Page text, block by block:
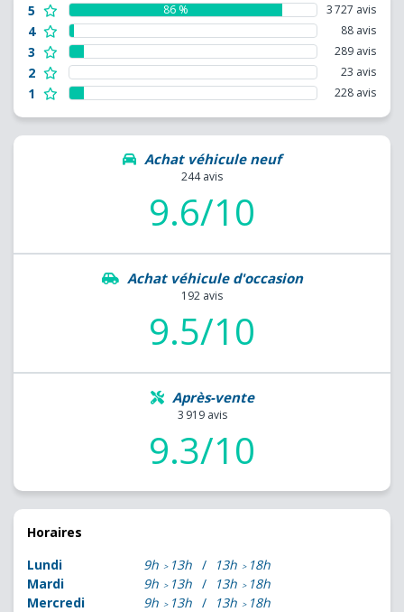
5 86 % 3 727 avis
4 88 avis
3 289 avis
2 23 avis
1 228 avis
Achat véhicule neuf
244 avis
9.6/10
Achat véhicule d'occasion
192 avis
9.5/10
Après-vente
3 919 avis
9.3/10
Horaires
Lundi
9h 13h 13h
18h
Mardi
9h 13h 13h
18h
Mercredi
9h 13h 13h
18h